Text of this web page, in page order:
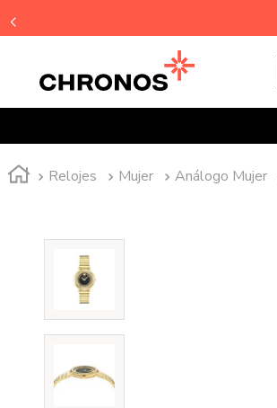
Relojes Mujer Análogo Mujer